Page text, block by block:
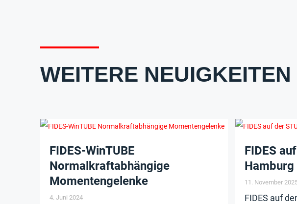
WEITERE NEUIGKEITEN
FIDES-WinTUBE
Normalkraftabhängige
Momentengelenke
4. Juni 2024
FIDES
Hamburg
11. November
FIDES auf